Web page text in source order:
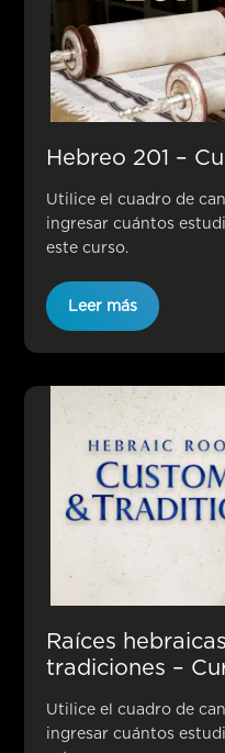
Hebreo 201 –
Utilice el cuadro de
ingresar cuántos
este curso.
Leer más
Raíces
tradiciones –
Utilice el cuadro de
ingresar cuántos